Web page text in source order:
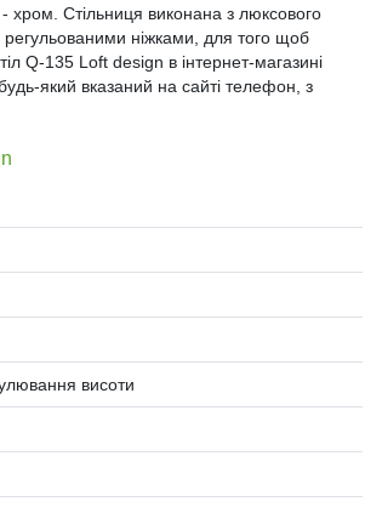
Стільниця виконана з люксового
ніжками, для того щоб
Q-135 Loft design в інтернет-магазині
який вказаний на сайті телефон, з
висоти